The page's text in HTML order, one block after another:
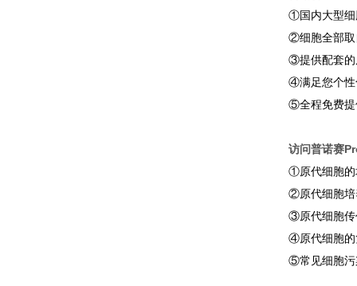
①国内大型细
②细胞全部取
③提供配套的
④满足您个性
⑤全程免费提
访问普诺赛
①原代细胞的
②原代细胞培
③原代细胞传
④原代细胞的
⑤常见细胞污